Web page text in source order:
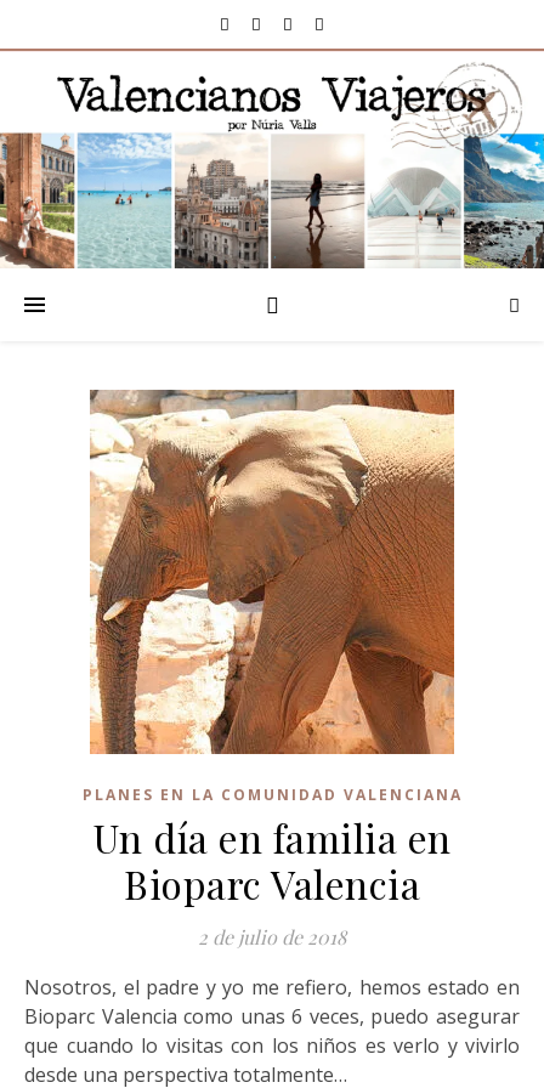
PLANES EN LA COMUNIDAD VALENCIANA
Un día en familia en
Bioparc Valencia
2 de julio de 2018
Nosotros, el padre y yo me refiero, hemos estado en
Bioparc Valencia como unas 6 veces, puedo asegurar
que cuando lo visitas con los niños es verlo y vivirlo
desde una perspectiva totalmente…